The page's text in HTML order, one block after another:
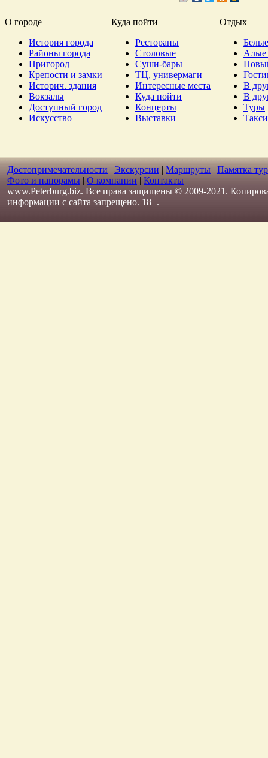
О городе Куда пойти
Отдых
История города
Районы города
Пригород
Крепости и замки
Историч. здания
Вокзалы
Доступный город
Искусство
Рестораны
Столовые
Суши-бары
ТЦ, универмаги
Интересные места
Куда пойти
Концерты
Выставки
Алые
В
В
Туры
Такси
Достопримечательности | Экскурсии | Маршруты | Памятка
Фото и панорамы | О компании | Контакты
www.Peterburg.biz. Все права защищены © 2009-2021.
информации с сайта запрещено. 18+.